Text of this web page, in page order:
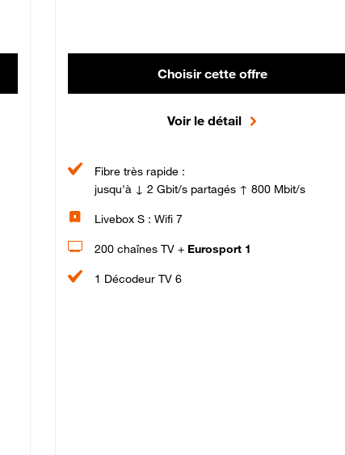
Choisir cette offre
Voir le détail
Fibre très rapide :
jusqu'à ↓ 2 Gbit/s partagés ↑ 800 Mbit/s
Livebox S : Wifi 7
200 chaînes TV + Eurosport 1
1 Décodeur TV 6